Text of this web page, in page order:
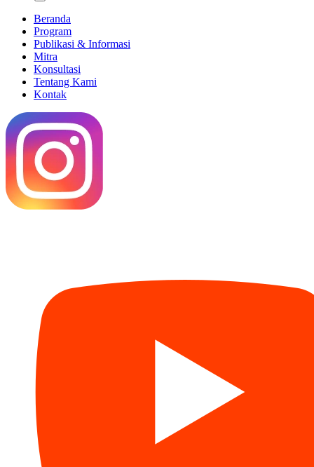
Beranda
Program
Publikasi & Informasi
Mitra
Konsultasi
Tentang Kami
Kontak